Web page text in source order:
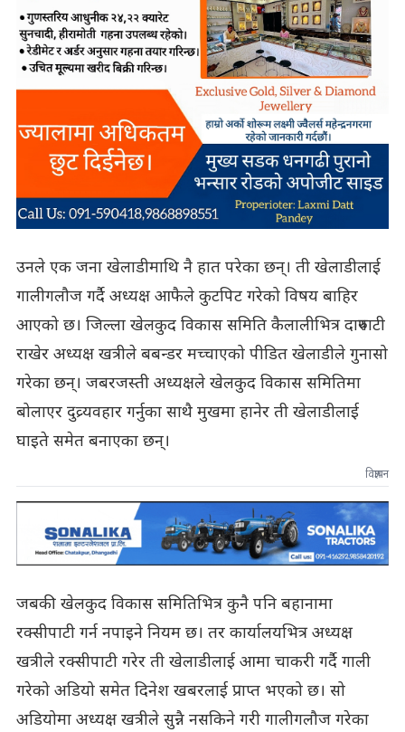
उनले एक जना खेलाडीमाथि नै हात परेका छन्। ती खेलाडीलाई
गालीगलौज गर्दै अध्यक्ष आफैले कुटपिट गरेको विषय बाहिर
आएको छ। जिल्ला खेलकुद विकास समिति कैलालीभित्र दारुपाटी
राखेर अध्यक्ष खत्रीले बबन्डर मच्चाएको पीडित खेलाडीले गुनासो
गरेका छन्। जबरजस्ती अध्यक्षले खेलकुद विकास समितिमा
बोलाएर दुव्र्यवहार गर्नुका साथै मुखमा हानेर ती खेलाडीलाई
घाइते समेत बनाएका छन्।
विज्ञापन
जबकी खेलकुद विकास समितिभित्र कुनै पनि बहानामा
रक्सीपाटी गर्न नपाइने नियम छ। तर कार्यालयभित्र अध्यक्ष
खत्रीले रक्सीपाटी गरेर ती खेलाडीलाई आमा चाकरी गर्दै गाली
गरेको अडियो समेत दिनेश खबरलाई प्राप्त भएको छ। सो
अडियोमा अध्यक्ष खत्रीले सुन्नै नसकिने गरी गालीगलौज गरेका